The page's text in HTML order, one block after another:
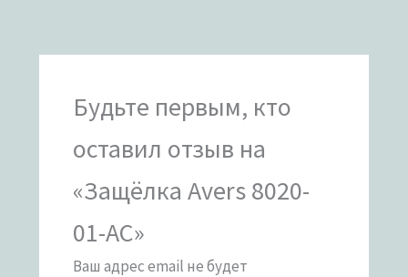
Будьте первым, кто
оставил отзыв на
«Защёлка Avers 8020-
01-AC»
Ваш адрес email не будет